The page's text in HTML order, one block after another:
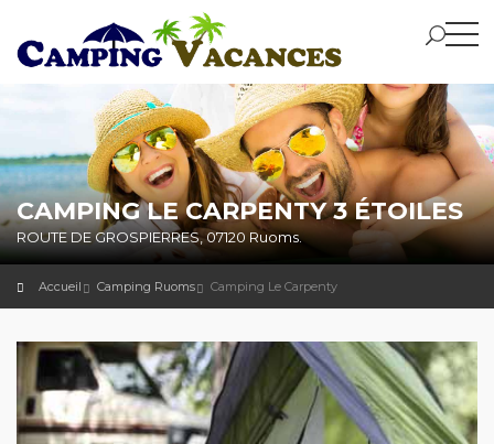
CAMPING LE CARPENTY 3 ÉTOILES
ROUTE DE GROSPIERRES, 07120 Ruoms.
Accueil Camping Ruoms Camping Le Carpenty